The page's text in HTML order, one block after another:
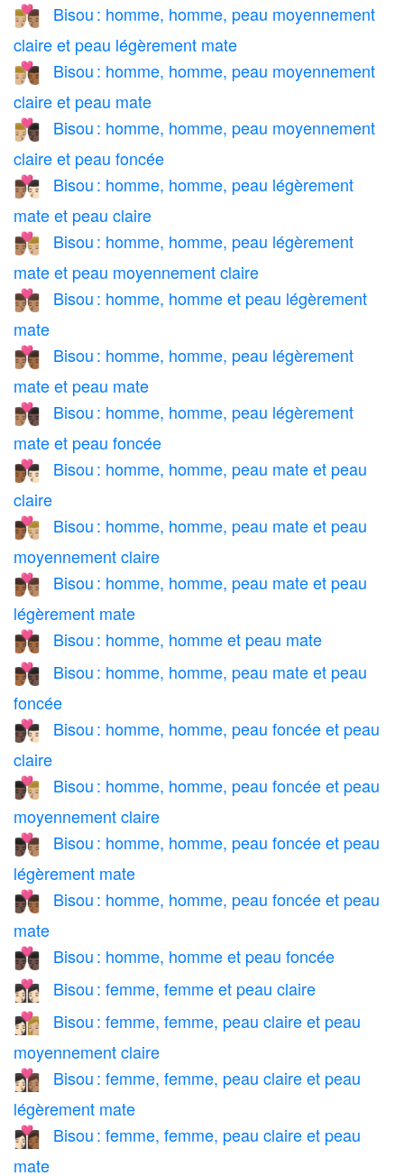
👨🏼‍❤️‍💋‍👨🏽
Bisou : homme, homme, peau moyennement
claire et peau légèrement mate
👨🏼‍❤️‍💋‍👨🏾
Bisou : homme, homme, peau moyennement
claire et peau mate
👨🏼‍❤️‍💋‍👨🏿
Bisou : homme, homme, peau moyennement
claire et peau foncée
👨🏽‍❤️‍💋‍👨🏻
Bisou : homme, homme, peau légèrement
mate et peau claire
👨🏽‍❤️‍💋‍👨🏼
Bisou : homme, homme, peau légèrement
mate et peau moyennement claire
👨🏽‍❤️‍💋‍👨🏽
Bisou : homme, homme et peau légèrement
mate
👨🏽‍❤️‍💋‍👨🏾
Bisou : homme, homme, peau légèrement
mate et peau mate
👨🏽‍❤️‍💋‍👨🏿
Bisou : homme, homme, peau légèrement
mate et peau foncée
👨🏾‍❤️‍💋‍👨🏻
Bisou : homme, homme, peau mate et peau
claire
👨🏾‍❤️‍💋‍👨🏼
Bisou : homme, homme, peau mate et peau
moyennement claire
👨🏾‍❤️‍💋‍👨🏽
Bisou : homme, homme, peau mate et peau
légèrement mate
👨🏾‍❤️‍💋‍👨🏾 Bisou : homme, homme et peau mate
👨🏾‍❤️‍💋‍👨🏿
Bisou : homme, homme, peau mate et peau
foncée
👨🏿‍❤️‍💋‍👨🏻
Bisou : homme, homme, peau foncée et peau
claire
👨🏿‍❤️‍💋‍👨🏼
Bisou : homme, homme, peau foncée et peau
moyennement claire
👨🏿‍❤️‍💋‍👨🏽
Bisou : homme, homme, peau foncée et peau
légèrement mate
👨🏿‍❤️‍💋‍👨🏾
Bisou : homme, homme, peau foncée et peau
mate
👨🏿‍❤️‍💋‍👨🏿 Bisou : homme, homme et peau foncée
👩🏻‍❤️‍💋‍👩🏻 Bisou : femme, femme et peau claire
👩🏻‍❤️‍💋‍👩🏼
Bisou : femme, femme, peau claire et peau
moyennement claire
👩🏻‍❤️‍💋‍👩🏽
Bisou : femme, femme, peau claire et peau
légèrement mate
👩🏻‍❤️‍💋‍👩🏾
Bisou : femme, femme, peau claire et peau
mate